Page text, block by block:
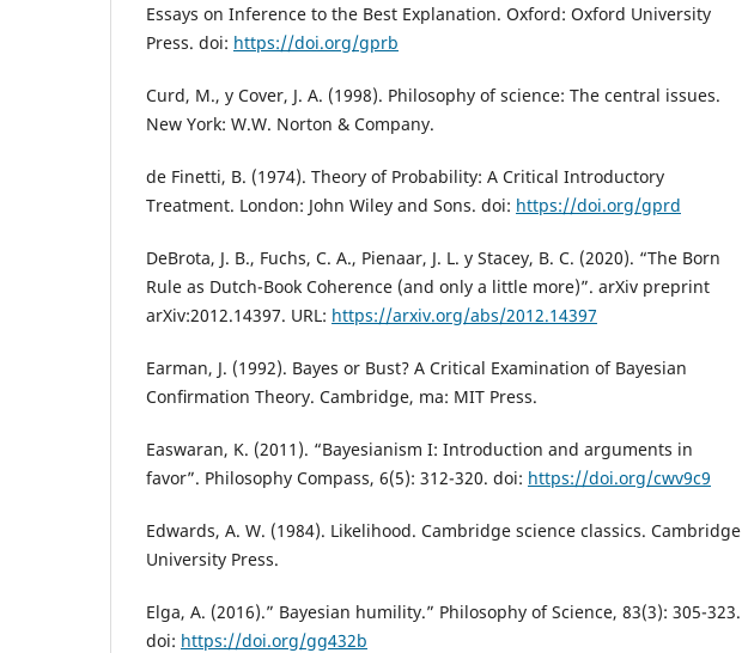
Essays on Inference to the Best Explanation. Oxford: Oxford University
Press. doi: https://doi.org/gprb
Curd, M., y Cover, J. A. (1998). Philosophy of science: The central issues.
New York: W.W. Norton & Company.
de Finetti, B. (1974). Theory of Probability: A Critical Introductory
Treatment. London: John Wiley and Sons. doi: https://doi.org/gprd
DeBrota, J. B., Fuchs, C. A., Pienaar, J. L. y Stacey, B. C. (2020). “The Born
Rule as Dutch-Book Coherence (and only a little more)”. arXiv preprint
arXiv:2012.14397. URL: https://arxiv.org/abs/2012.14397
Earman, J. (1992). Bayes or Bust? A Critical Examination of Bayesian
Conﬁrmation Theory. Cambridge, ma: MIT Press.
Easwaran, K. (2011). “Bayesianism I: Introduction and arguments in
favor”. Philosophy Compass, 6(5): 312-320. doi: https://doi.org/cwv9c9
Edwards, A. W. (1984). Likelihood. Cambridge science classics. Cambridge
University Press.
Elga, A. (2016).” Bayesian humility.” Philosophy of Science, 83(3): 305-323.
doi: https://doi.org/gg432b